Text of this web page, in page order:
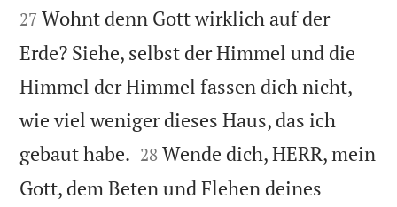
27 Wohnt denn Gott wirklich auf der
Erde? Siehe, selbst der Himmel und die
Himmel der Himmel fassen dich nicht,
wie viel weniger dieses Haus, das ich
gebaut habe. 

28 Wende dich, HERR, mein
Gott, dem Beten und Flehen deines